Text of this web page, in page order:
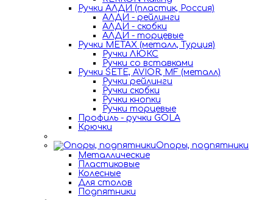
Ручки АЛДИ (пластик, Россия)
АЛДИ - рейлинги
АЛДИ - скобки
АЛДИ - торцевые
Ручки METAX (металл, Турция)
Ручки ЛЮКС
Ручки со вставками
Ручки SETE, AVIOR, MF (металл)
Ручки рейлинги
Ручки скобки
Ручки кнопки
Ручки торцевые
Профиль - ручки GOLA
Крючки
Опоры, подпятники
Металлические
Пластиковые
Колесные
Для столов
Подпятники